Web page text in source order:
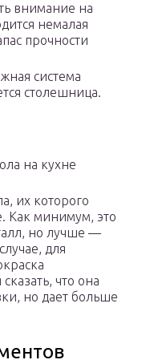
внимание на
немалая
прочности
система
столешница.
на кухне
их которого
Как минимум, это
но лучше —
для
что она
но дает больше